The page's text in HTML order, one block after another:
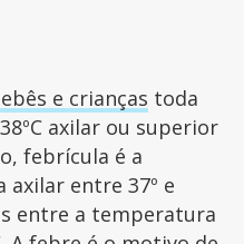
e crianças toda
axilar ou superior
febrícula é a
axilar entre 37º e
entre a temperatura